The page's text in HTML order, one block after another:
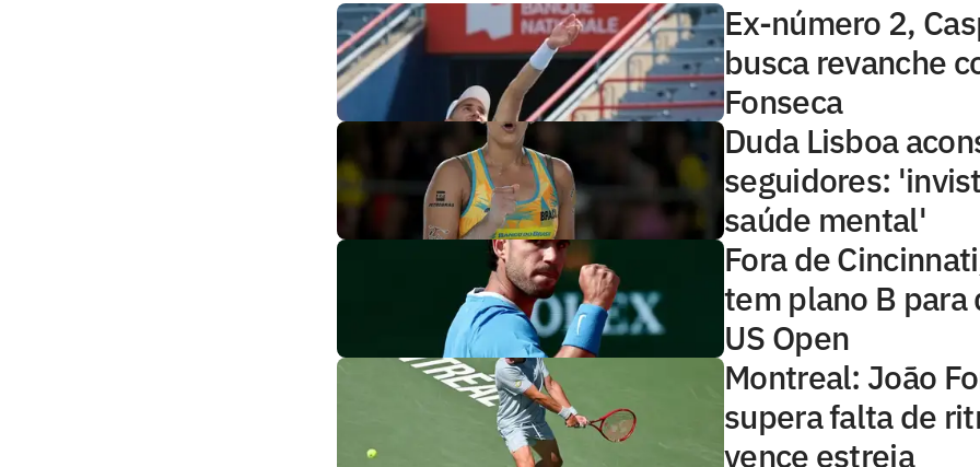
Ex-número 2,
busca revanche
Fonseca
Duda Lisboa
seguidores:
saúde mental'
Fora de
tem plano B para
US Open
Montreal: João
supera falta de
vence estreia